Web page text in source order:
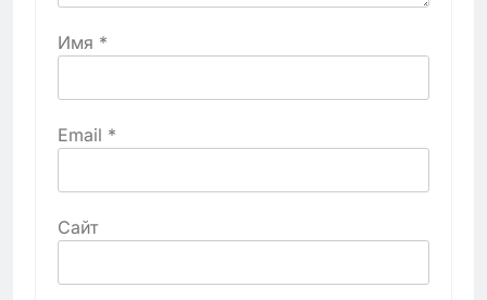
Имя *
Email *
Сайт